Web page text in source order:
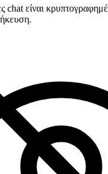
chat είναι